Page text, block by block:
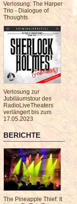
Verlosung: The Harper
Trio - Dialogue of
Thoughts
Verlosung zur
Jubiläumstour des
RadioLiveTheaters
verlängert bis zum
17.05.2023
BERICHTE
The Pineapple Thief: It